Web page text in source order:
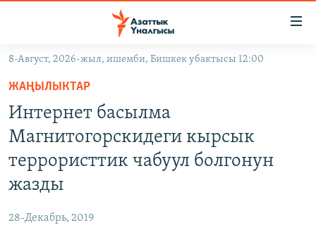
Навигацияга
өтүңүз
Издөөгө
салыңызКЫРГЫЗСТАН
БҮГҮН АЗАТТЫКТА
ПОДКАСТ
8-Август, 2026-жыл, ишемби, Бишкек убактысы 12:00
ЖАҢЫЛЫКТАР
Интернет басылма
Магнитогорскидеги кырсык
террористтик чабуул болгонун
жазды
28-Декабрь, 2019